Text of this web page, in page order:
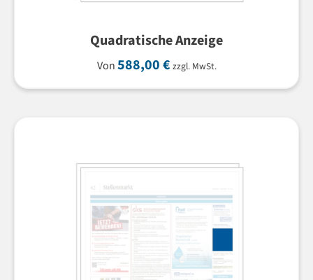
Quadratische Anzeige
Von588,00€ zzgl. MwSt.